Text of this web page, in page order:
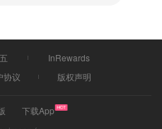
InRewards
协议 版权声明
下载App